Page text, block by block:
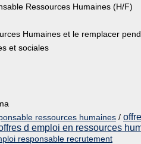
Ressources Humaines (H/F)
Humaines et le remplacer
et sociales
ressources humaines /
d emploi en ressources
responsable recrutement